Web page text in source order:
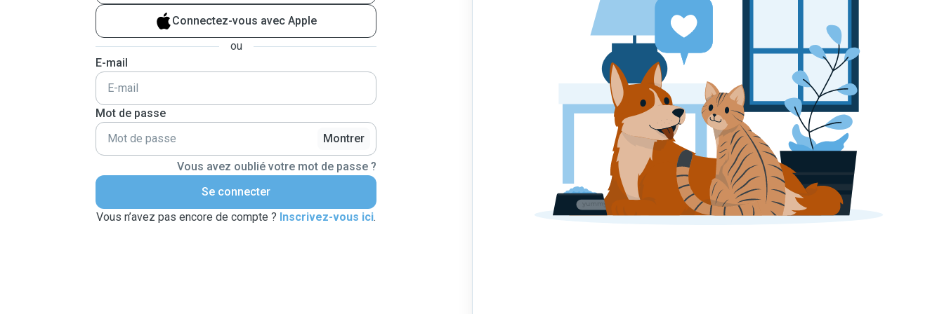
Connectez-vous avec Apple
ou
E-mail
Mot de passe
Montrer
Vous avez oublié votre mot de passe ?
Se connecter
Vous n’avez pas encore de compte ? Inscrivez-vous ici.